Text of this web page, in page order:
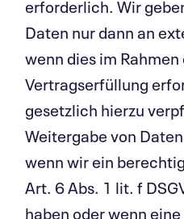
erforderlich. Wir
Daten nur dann an
wenn dies im
Vertragserfüllung
gesetzlich hierzu
Weitergabe von
wenn wir ein
Art. 6 Abs. 1 lit. f
haben oder wenn